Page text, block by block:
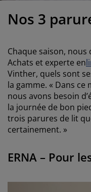
de chambre à
enfant
superposés
entretien
pour vitrage
d'extérieur
d’enfant
et repasser
pour animaux de
Nos 3
Chaque saison,
Achats et experte en
Vinther, quels sont
la gamme. « Dans
nous avons besoin
la journée de bon
trois parures de lit
certainement. »
ERNA – Pour